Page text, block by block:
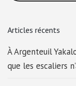
Articles récents
À Argenteuil
que les escaliers